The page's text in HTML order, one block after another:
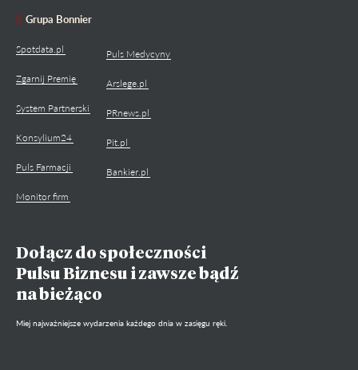
Grupa Bonnier
Spotdata.pl
Zgarnij Premię
System Partnerski
Konsylium24
Puls Farmacji
Monitor firm
Puls Medycyny
Arslege.pl
PRnews.pl
Pit.pl
Bankier.pl
Dołącz do społeczności
Pulsu Biznesu i zawsze bądź
na bieżąco
Miej najważniejsze wydarzenia każdego dnia w zasięgu ręki.